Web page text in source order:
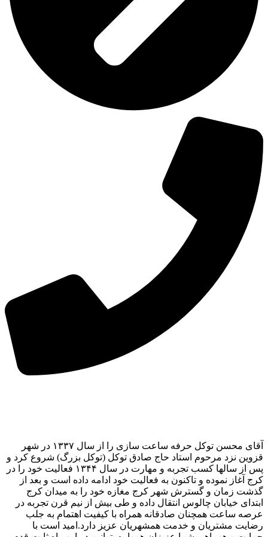
آقای محسن توکل حرفه ساعت سازی را از سال ۱۳۳۷ در شهر
قزوین نزد مرحوم استاد حاج صادق توکل (توکل بزرگ) شروع کرد و
پس از سالها کسب تجربه و مهارت در سال ۱۳۴۴ فعالیت خود را در
کرج آغاز نموده و تاکنون به فعالیت خود ادامه داده است و بعد از
گذشت زمان و گسترش شهر کرج مغازه خود را به میدان کرج
ابتدای خیابان چالوس انتقال داده و طی بیش از نیم قرن تجربه در
عرصه ساعت همچنان صادقانه همراه با کیفیت اهتمام به جلب
رضایت مشتریان و خدمت همشهریان عزیز دارد.امید است با